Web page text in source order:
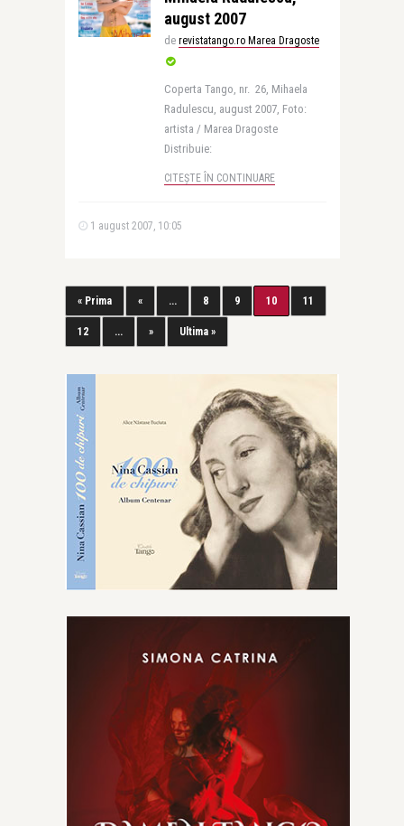
august 2007
de revistatango.ro Marea Dragoste
Coperta Tango, nr. 26, Mihaela
Radulescu, august 2007, Foto:
artista / Marea Dragoste
Distribuie:
CITEȘTE ÎN CONTINUARE
1 august 2007, 10:05
« Prima « ... 8 9 10 11
12 ... » Ultima »